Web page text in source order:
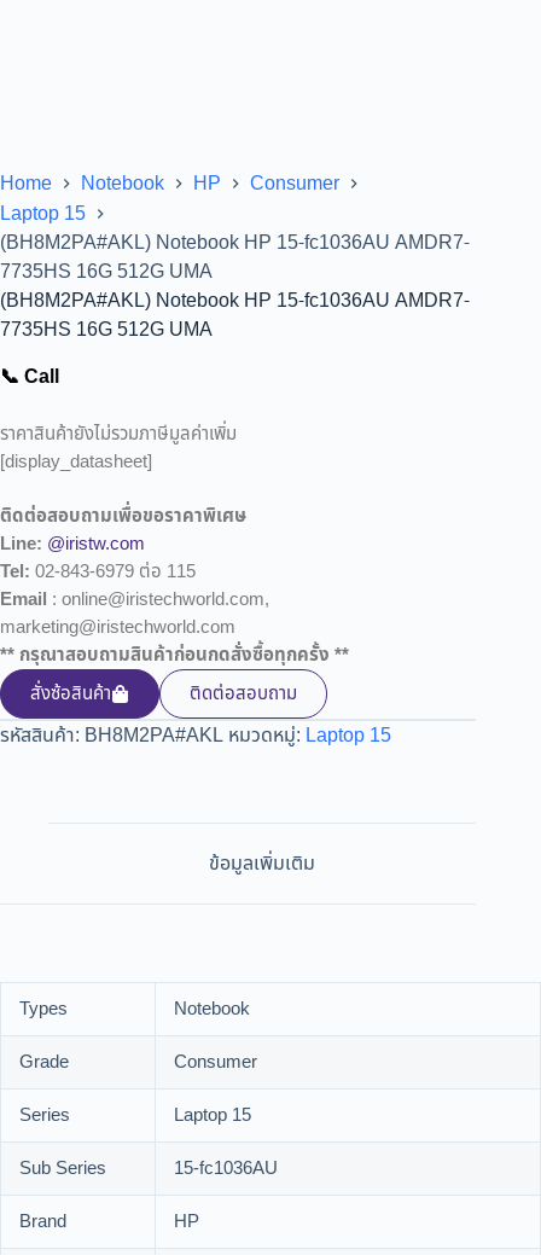
Home Notebook HP
Consumer
Laptop 15
(BH8M2PA#AKL) Notebook HP 15-fc1036AU AMDR7-
7735HS 16G 512G UMA
(BH8M2PA#AKL) Notebook HP 15-fc1036AU AMDR7-
7735HS 16G 512G UMA
📞 Call
ราคาสินค้ายังไม่รวมภาษีมูลค่าเพิ่ม
[display_datasheet]
ติดต่อสอบถามเพื่อขอราคาพิเศษ
Line: @iristw.com
Tel: 02-843-6979 ต่อ 115
Email : online@iristechworld.com,
marketing@iristechworld.com
** กรุณาสอบถามสินค้าก่อนกดสั่งซื้อทุกครั้ง **
สั่งซ้อสินค้า
ติดต่อสอบถาม
รหัสสินค้า: BH8M2PA#AKL หมวดหมู่: Laptop 15
ข้อมูลเพิ่มเติม
Types
Notebook
Grade
Consumer
Series
Laptop 15
Sub Series
15-fc1036AU
Brand
HP